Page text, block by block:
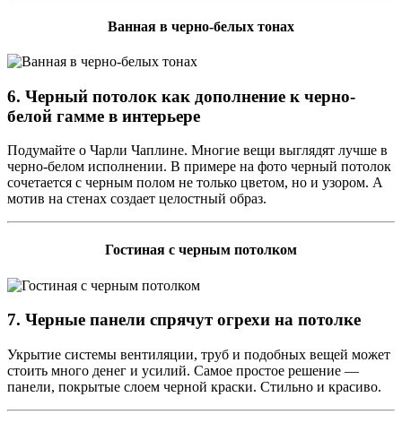
Ванная в черно-белых тонах
6. Черный потолок как дополнение к черно-
белой гамме в интерьере
Подумайте о Чарли Чаплине. Многие вещи выглядят лучше в
черно-белом исполнении. В примере на фото черный потолок
сочетается с черным полом не только цветом, но и узором. А
мотив на стенах создает целостный образ.
Гостиная с черным потолком
7. Черные панели спрячут огрехи на потолке
Укрытие системы вентиляции, труб и подобных вещей может
стоить много денег и усилий. Самое простое решение —
панели, покрытые слоем черной краски. Стильно и красиво.